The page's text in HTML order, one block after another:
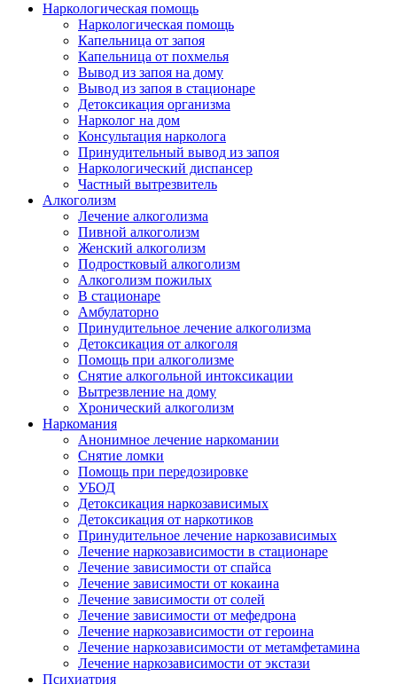
Наркологическая помощь
Наркологическая помощь
Капельница от запоя
Капельница от похмелья
Вывод из запоя на дому
Вывод из запоя в стационаре
Детоксикация организма
Нарколог на дом
Консультация нарколога
Принудительный вывод из запоя
Наркологический диспансер
Частный вытрезвитель
Алкоголизм
Лечение алкоголизма
Пивной алкоголизм
Женский алкоголизм
Подростковый алкоголизм
Алкоголизм пожилых
В стационаре
Амбулаторно
Принудительное лечение алкоголизма
Детоксикация от алкоголя
Помощь при алкоголизме
Снятие алкогольной интоксикации
Вытрезвление на дому
Хронический алкоголизм
Наркомания
Анонимное лечение наркомании
Снятие ломки
Помощь при передозировке
УБОД
Детоксикация наркозависимых
Детоксикация от наркотиков
Принудительное лечение наркозависимых
Лечение наркозависимости в стационаре
Лечение зависимости от спайса
Лечение зависимости от кокаина
Лечение зависимости от солей
Лечение зависимости от мефедрона
Лечение наркозависимости от героина
Лечение наркозависимости от метамфетамина
Лечение наркозависимости от экстази
Психиатрия